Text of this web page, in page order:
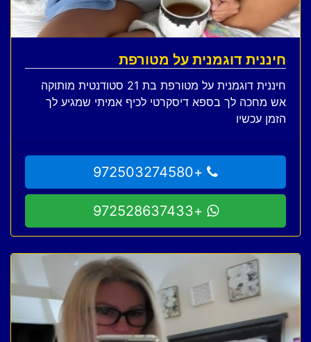
חיננית דוגמנית על מטורפת
חיננית דוגמנית על מטורפת בת 21 סטודנטית מותוקה
אש מחכה לך בספא דיסקרטי לכיף אמיתי שמגיע לך
הזמן עכשיו
+972503274580
+972528637433